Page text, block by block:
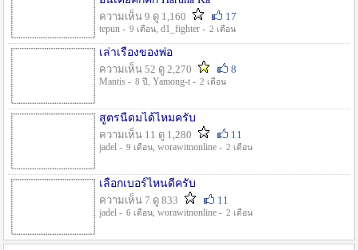
ความเห็น 9 ดู 1,160
17
tepun - 9 เดือน, d1_fighter - 2 เดือน
เล่าเรื่องของพ่อ
ความเห็น 52 ดู 2,270
8
Mantis - 8 ปี , Yamong-t - 2 เดือน
สูตรนี้ดมได้ไหมครับ
ความเห็น 11 ดู 1,280
11
jadel - 9 เดือน, worawitnonline - 2 เดือน
เลือกเบอร์ไหนดีครับ
ความเห็น 7 ดู 833
11
jadel - 6 เดือน, worawitnonline - 2 เดือน